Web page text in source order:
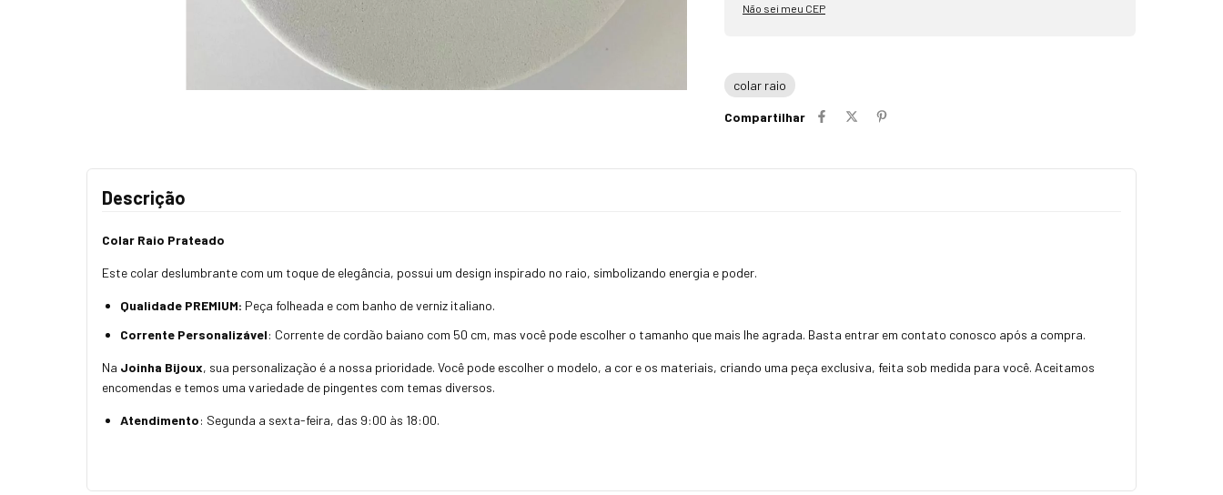
Não sei meu CEP
colar raio
Compartilhar
Descrição
Colar Raio Prateado
Este colar deslumbrante com um toque de elegância, possui um design inspirado no raio, simbolizando energia e poder.
Qualidade PREMIUM: Peça folheada e com banho de verniz italiano.
Corrente Personalizável: Corrente de cordão baiano com 50 cm, mas você pode escolher o tamanho que mais lhe agrada. Basta entrar em contato conosco após a compra.
Na Joinha Bijoux, sua personalização é a nossa prioridade. Você pode escolher o modelo, a cor e os materiais, criando uma peça exclusiva, feita sob medida para você. Aceitamos
encomendas e temos uma variedade de pingentes com temas diversos.
Atendimento: Segunda a sexta-feira, das 9:00 às 18:00.